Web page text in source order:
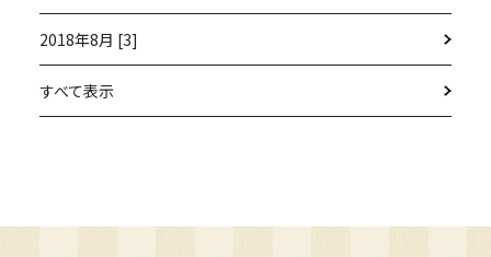
2018年8月 [3]
すべて表示